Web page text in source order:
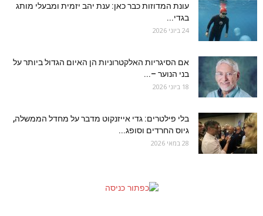
עונת המדוזות כבר כאן: ענת יהב יזמית ומבעלי מותג
בגדי...
24 ביוני 2026
אם הסיגריות האלקטרוניות הן האיום הגדול ביותר על
בני הנוער –...
18 ביוני 2026
בלי פילטרים: גדי אייזנקוט מדבר על מחדל הממשלה,
גיוס החרדים וסופג...
28 במאי 2026